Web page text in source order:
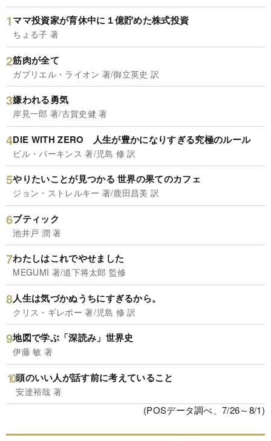
ママ投資家が育休中に１億貯めた株式投資
ちょる子 著
筋肉が全て
ガブリエル・ライオン 著/御立英史 訳
嫌われる勇気
岸見一郎 著/古賀史健 著
DIE WITH ZERO 人生が豊かになりすぎる究極のルール
ビル・パーキンス 著/児島 修 訳
やりたいことが見つかる 世界の果てのカフェ
ジョン・ストレルキー 著/鹿田昌美 訳
ブティック
池井戸 潤 著
わたしはこれでやせました
MEGUMI 著/道下将太郎 監修
人生は気づかぬうちにすぎるから。
クリス・ギレボー 著/児島 修 訳
地図で学ぶ「深読み」世界史
伊藤 敏 著
頭のいい人が話す前に考えていること
安達裕哉 著
(POSデータ調べ、7/26～8/1)